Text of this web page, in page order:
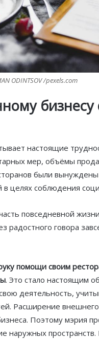
ODINTSOV /pexels.com
настоящие
мер, объёмы
были
в целях соблюдения
повседневной
радостного говора
помощи своим
. Это стало настоящим
деятельность,
Расширение
Поэтому мэрия
наружных